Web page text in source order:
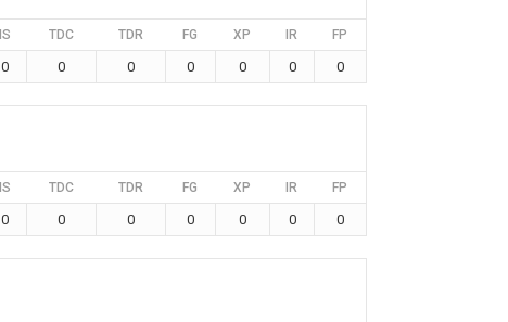
IS TDC TDR FG XP IR FP
0 0 0 0 0 0 0
IS TDC TDR FG XP IR FP
0 0 0 0 0 0 0